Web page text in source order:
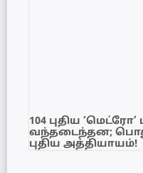
104 புதிய
வந்தடைந்தன;
புதிய அத்தியாயம்!